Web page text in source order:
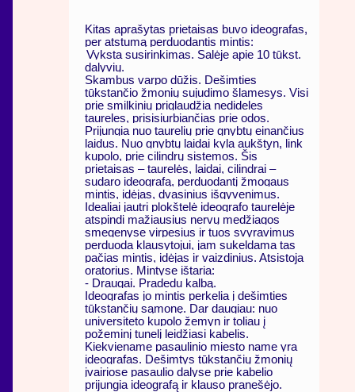
Kitas aprašytas prietaisas buvo ideografas,
per atstumą perduodantis mintis:
Vyksta susirinkimas. Salėje apie 10 tūkst.
dalyvių.
Skambus varpo dūžis. Dešimties
tūkstančio žmonių sujudimo šlamesys. Visi
prie smilkinių priglaudžia nedideles
taureles, prisisiurbiančias prie odos.
Prijungia nuo taurelių prie gnybtų einančius
laidus. Nuo gnybtų laidai kyla aukštyn, link
kupolo, prie cilindrų sistemos. Šis
prietaisas – taurelės, laidai, cilindrai –
sudaro ideografą, perduodantį žmogaus
mintis, idėjas, dvasinius išgyvenimus.
Idealiai jautri plokštelė ideografo taurelėje
atspindi mažiausius nervų medžiagos
smegenyse virpesius ir tuos svyravimus
perduoda klausytojui, jam sukeldama tas
pačias mintis, idėjas ir vaizdinius. Atsistoja
oratorius. Mintyse ištaria:
- Draugai. Pradedu kalbą.
Ideografas jo mintis perkelia į dešimties
tūkstančių sąmonę. Dar daugiau: nuo
universiteto kupolo žemyn ir toliau į
požeminį tunelį leidžiasi kabelis.
Kiekviename pasaulinio miesto name yra
ideografas. Dešimtys tūkstančių žmonių
įvairiose pasaulio dalyse prie kabelio
prijungia ideografą ir klauso pranešėjo.